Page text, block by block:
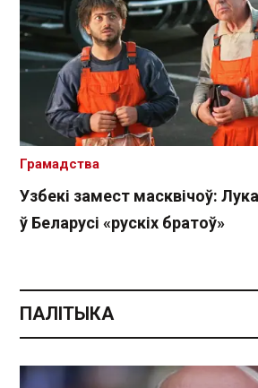
Узбекі замест масквічоў:
ў Беларусі «рускіх братоў»
Грамадства
ПАЛІТЫКА